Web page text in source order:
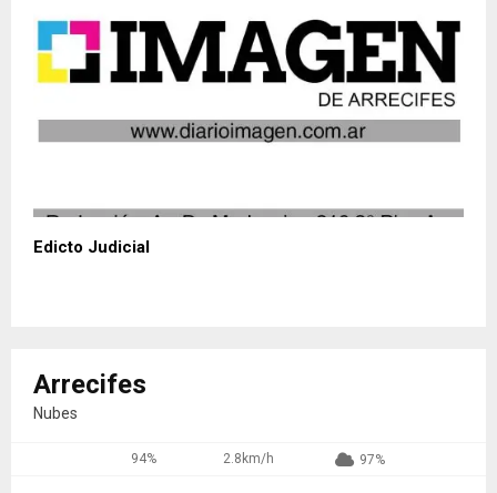
Edicto Judicial
Arrecifes
Nubes
94% 2.8km/h 97%